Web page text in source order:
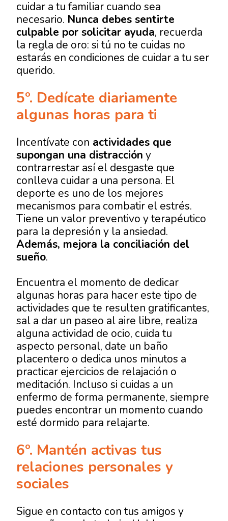
cuidar a tu familiar cuando sea
necesario. Nunca debes sentirte
culpable por solicitar ayuda, recuerda
la regla de oro: si tú no te cuidas no
estarás en condiciones de cuidar a tu ser
querido.
5º. Dedícate diariamente
algunas horas para ti
Incentívate con actividades que
supongan una distracción y
contrarrestar así el desgaste que
conlleva cuidar a una persona. El
deporte es uno de los mejores
mecanismos para combatir el estrés.
Tiene un valor preventivo y terapéutico
para la depresión y la ansiedad.
Además, mejora la conciliación del
sueño.
Encuentra el momento de dedicar
algunas horas para hacer este tipo de
actividades que te resulten gratificantes,
sal a dar un paseo al aire libre, realiza
alguna actividad de ocio, cuida tu
aspecto personal, date un baño
placentero o dedica unos minutos a
practicar ejercicios de relajación o
meditación. Incluso si cuidas a un
enfermo de forma permanente, siempre
puedes encontrar un momento cuando
esté dormido para relajarte.
6º. Mantén activas tus
relaciones personales y
sociales
Sigue en contacto con tus amigos y